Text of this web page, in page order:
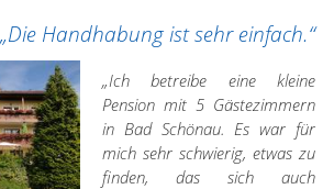
„Die Handhabung ist sehr einfach.“
„Ich betreibe eine kleine
Pension mit 5 Gästezimmern
in Bad Schönau. Es war für
mich sehr schwierig, etwas zu
finden, das sich auch